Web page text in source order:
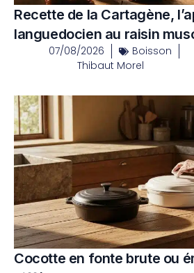
Recette de la Cartagène,
languedocien au raisin
07/08/2026
Boisson
Thibaut Morel
Cocotte en fonte brute ou